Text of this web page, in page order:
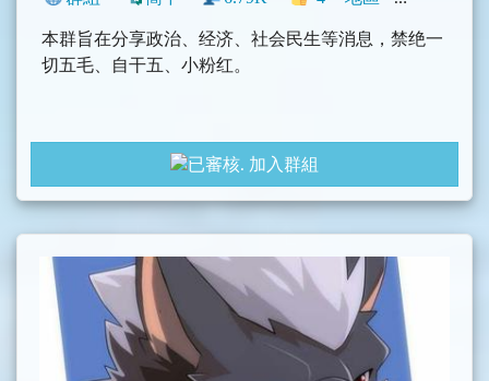
本群旨在分享政治、经济、社会民生等消息，禁绝一
切五毛、自干五、小粉红。
加入群組